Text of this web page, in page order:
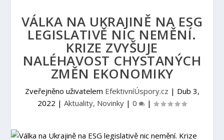
VÁLKA NA UKRAJINĚ NA ESG
LEGISLATIVĚ NIC NEMĚNÍ.
KRIZE ZVYŠUJE
NALÉHAVOST CHYSTANÝCH
ZMĚN EKONOMIKY
Zveřejněno uživatelem EfektivníÚspory.cz | Dub 3,
2022 | Aktuality, Novinky | 0 |